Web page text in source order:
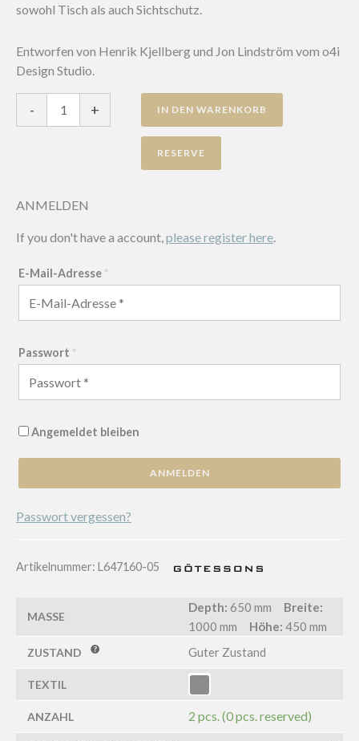
sowohl Tisch als auch Sichtschutz.
Entworfen von Henrik Kjellberg und Jon Lindström vom o4i
Design Studio.
- + IN DEN WARENKORB
ANMELDEN
If you don't have a account, please register here
E-Mail-Adresse *
Passwort *
Angemeldet bleiben
ANMELDEN
Passwort vergessen?
Artikelnummer: L647160-05
MASSE
Depth: 650 mm
Breite:
1000 mm
Höhe: 450 mm
ZUSTAND Guter Zustand
TEXTIL
ANZAHL 2 pcs. (0 pcs. reserved)